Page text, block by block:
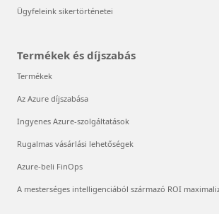
Ügyfeleink sikertörténetei
Termékek és díjszabás
Termékek
Az Azure díjszabása
Ingyenes Azure-szolgáltatások
Rugalmas vásárlási lehetőségek
Azure-beli FinOps
A mesterséges intelligenciából származó ROI